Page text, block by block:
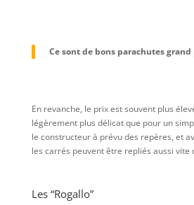
Ce sont de bons parachutes
En revanche, le prix est souvent plus
légèrement plus délicat que pour un
le constructeur à prévu des repères, et
les carrés peuvent être repliés aussi vite
Les “Rogallo”